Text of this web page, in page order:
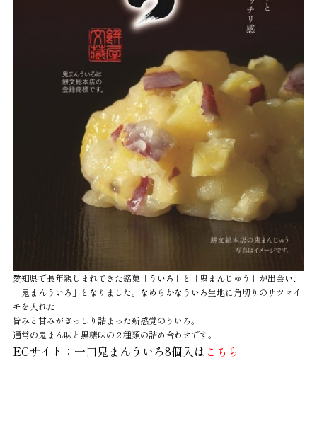
愛知県で長年親しまれてきた銘菓「ういろ」と「鬼まんじゅう」が出会い、
「鬼まんういろ」となりました。なめらかなういろ生地に角切りのサツマイ
モを入れた
旨みと甘みがぎっしり詰まった新感覚のういろ。
通常の鬼まん味と黒糖味の２種類の詰め合わせです。
ECサイト：一口鬼まんういろ8個入は こちら